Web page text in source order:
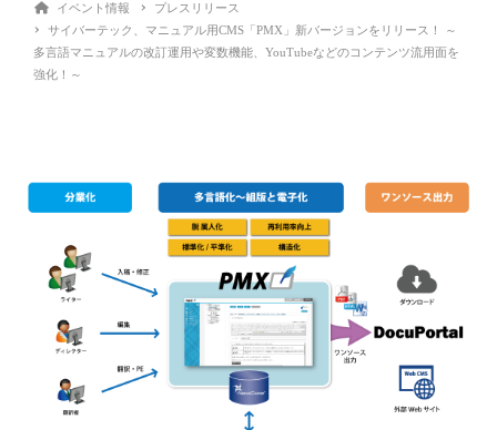
イベント情報
プレスリリース
サイバーテック、マニュアル用CMS「PMX」新バージョンをリリース！ ～
多言語マニュアルの改訂運用や変数機能、YouTubeなどのコンテンツ流用面を
強化！～